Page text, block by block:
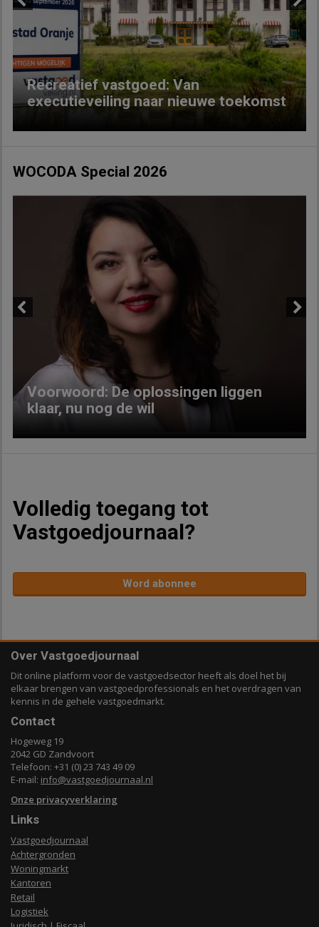
Recreatief vastgoed: Van
executieveiling naar nieuwe toekomst
Next
WOCODA Special 2026
Voorwoord: De oplossingen liggen
klaar, nu nog de wil
Volledig toegang tot
Vastgoedjournaal?
Word abonnee
Over Vastgoedjournaal
Dit online platform voor de vastgoedsector heeft als doel het bij
elkaar brengen van vastgoedprofessionals en het overdragen van
kennis in de gehele vastgoedmarkt.
Contact
Hogeweg 19
2042 GD Zandvoort
Telefoon: +31 (0) 23 743 49 09
E-mail: info@vastgoedjournaal.nl
Onze privacyverklaring
Links
Vastgoedjournaal
Achtergronden
Woningmarkt
Kantoren
Retail
Logistiek